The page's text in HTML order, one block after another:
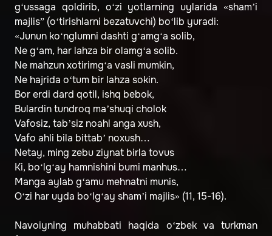
g‘ussaga qoldirib, o‘zi yotlarning uylarida «sham’i
majlis” (o‘tirishlarni bezatuvchi) bo‘lib yuradi:
«Junun ko‘nglumni dashti g‘amg‘a solib,
Ne g‘am, har lahza bir olamg‘a solib.
Ne mahzun xotirimg‘a vasli mumkin,
Ne hajrida o‘tum bir lahza sokin.
Bor erdi dard qotil, ishq bebok,
Bulardin tundroq ma’shuqi cholok
Vafosiz, tab’siz noahl anga xush,
Vafo ahli bila bittab’ noxush…
Netay, ming zebu ziynat birla tovus
Ki, bo‘lg‘ay hamnishini bumi manhus…
Manga aylab g‘amu mehnatni munis,
O‘zi har uyda bo‘lg‘ay sham’i majlis» (11, 15-16).
Navoiyning muhabbati haqida o‘zbek va turkman